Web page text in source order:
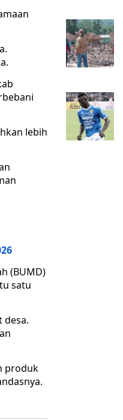
lebih
(BUMD)
satu
desa.
produk